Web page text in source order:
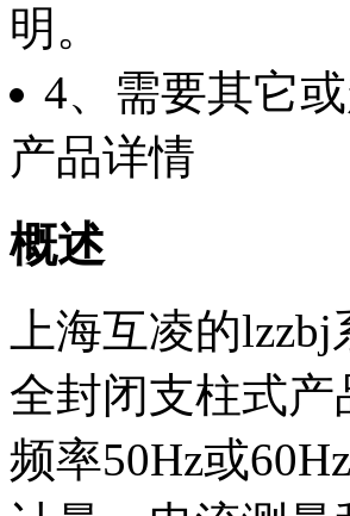
明。
4、需要其它
产品详情
概述
上海互凌的
全封闭支柱式
频率50Hz或